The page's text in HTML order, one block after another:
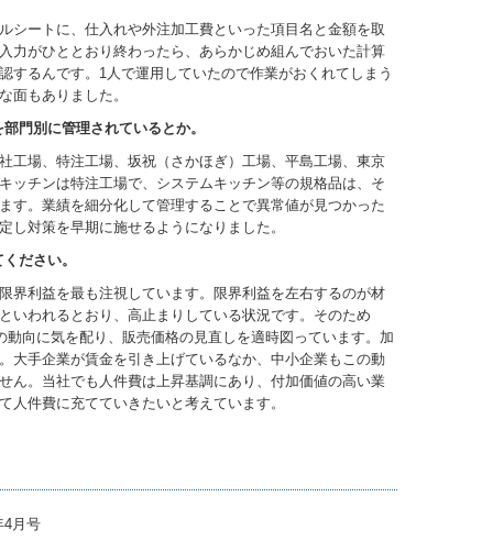
ートに、仕入れや外注加工費といった項目名と金額を取
力がひととおり終わったら、あらかじめ組んでおいた計算
するんです。1人で運用していたので作業がおくれてしまう
面もありました。
門別に管理されているとか。
場、特注工場、坂祝（さかほぎ）工場、平島工場、東京
ッチンは特注工場で、システムキッチン等の規格品は、そ
す。業績を細分化して管理することで異常値が見つかった
し対策を早期に施せるようになりました。
ださい。
利益を最も注視しています。限界利益を左右するのが材
いわれるとおり、高止まりしている状況です。そのため
向に気を配り、販売価格の見直しを適時図っています。加
大手企業が賃金を引き上げているなか、中小企業もこの動
ん。当社でも人件費は上昇基調にあり、付加価値の高い業
人件費に充てていきたいと考えています。